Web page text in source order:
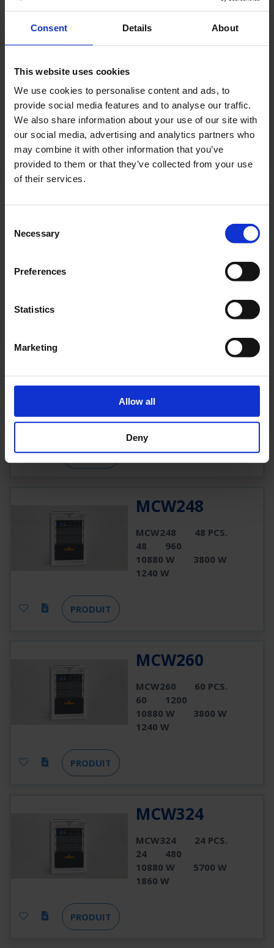
Consent Details About
This website uses cookies
We use cookies to personalise content and ads, to
provide social media features and to analyse our traffic.
We also share information about your use of our site with
our social media, advertising and analytics partners who
may combine it with other information that you’ve
provided to them or that they’ve collected from your use
of their services.
Selection
Necessary
Preferences
Statistics
Marketing
Allow all
Deny
MCW212
10880 W
3800 W
1240 W
PRODUIT
24 PCS.
10880 W
1240 W
PRODUIT
MCW248
MCW248
48 PCS.
48
960
10880 W
3800 W
1240 W
PRODUIT
MCW260
MCW260
60 PCS.
60
1200
10880 W
3800 W
1240 W
PRODUIT
MCW324
MCW324
24 PCS.
24
480
10880 W
5700 W
1860 W
PRODUIT